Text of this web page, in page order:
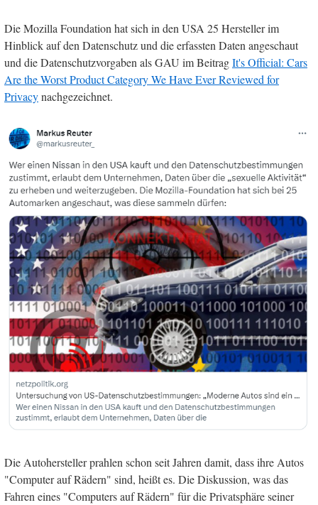
Die Mozilla Foundation hat sich in den USA 25 Hersteller im
Hinblick auf den Datenschutz und die erfassten Daten angeschaut
und die Datenschutzvorgaben als GAU im BeitragIt's Official: Cars
Are the Worst Product Category We Have Ever Reviewed for
Privacynachgezeichnet.
Die Autohersteller prahlen schon seit Jahren damit, dass ihre Autos
"Computer auf Rädern" sind, heißt es. Die Diskussion, was das
Fahren eines "Computers auf Rädern" für die Privatsphäre seiner